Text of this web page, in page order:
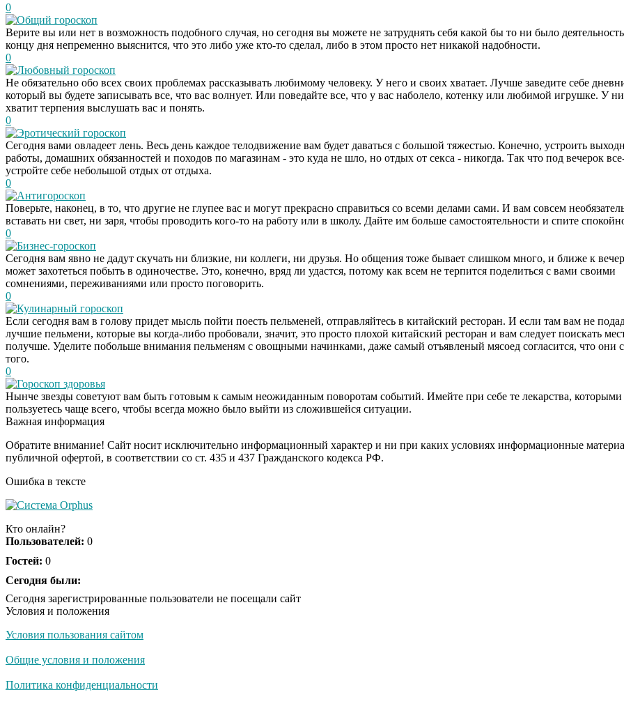
0
Общий гороскоп
Верите вы или нет в возможность подобного случая, но сегодня вы можете не затруднять себя какой бы то ни было
концу дня непременно выяснится, что это либо уже кто-то сделал, либо в этом просто нет никакой надобности.
0
Любовный гороскоп
Не обязательно обо всех своих проблемах рассказывать любимому человеку. У него и своих хватает. Лучше заведите себе
который вы будете записывать все, что вас волнует. Или поведайте все, что у вас наболело, котенку или любимой игрушке. У
хватит терпения выслушать вас и понять.
0
Эротический гороскоп
Сегодня вами овладеет лень. Весь день каждое телодвижение вам будет даваться с большой тяжестью. Конечно, устроить
работы, домашних обязанностей и походов по магазинам - это куда не шло, но отдых от секса - никогда. Так что под вечерок
устройте себе небольшой отдых от отдыха.
0
Антигороскоп
Поверьте, наконец, в то, что другие не глупее вас и могут прекрасно справиться со всеми делами сами. И вам совсем
вставать ни свет, ни заря, чтобы проводить кого-то на работу или в школу. Дайте им больше самостоятельности и спите
0
Бизнес-гороскоп
Сегодня вам явно не дадут скучать ни близкие, ни коллеги, ни друзья. Но общения тоже бывает слишком много, и ближе к
может захотеться побыть в одиночестве. Это, конечно, вряд ли удастся, потому как всем не терпится поделиться с вами своими
сомнениями, переживаниями или просто поговорить.
0
Кулинарный гороскоп
Если сегодня вам в голову придет мысль пойти поесть пельменей, отправляйтесь в китайский ресторан. И если там вам не
лучшие пельмени, которые вы когда-либо пробовали, значит, это просто плохой китайский ресторан и вам следует поискать
получше. Уделите побольше внимания пельменям с овощными начинками, даже самый отъявленый мясоед согласится, что они
того.
0
Гороскоп здоровья
Нынче звезды советуют вам быть готовым к самым неожиданным поворотам событий. Имейте при себе те лекарства,
пользуетесь чаще всего, чтобы всегда можно было выйти из сложившейся ситуации.
Важная информация
Обратите внимание! Сайт носит исключительно информационный характер и ни при каких условиях информационные
публичной офертой, в соответствии со ст. 435 и 437 Гражданского кодекса РФ.
Ошибка в тексте
Кто онлайн?
Пользователей: 0
Гостей: 0
Сегодня были:
Сегодня зарегистрированные пользователи не посещали сайт
Условия и положения
Условия пользования сайтом
Общие условия и положения
Политика конфиденциальности